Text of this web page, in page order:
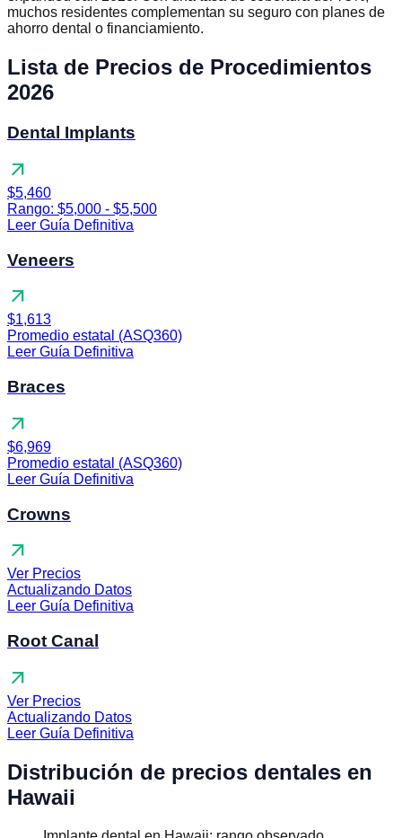
muchos residentes complementan su seguro con planes de
ahorro dental o financiamiento.
Lista de Precios de Procedimientos
2026
Dental Implants
arrow_outward
$5,460
Rango: $5,000 - $5,500
Leer Guía Definitiva
Veneers
arrow_outward
$1,613
Promedio estatal (ASQ360)
Leer Guía Definitiva
Braces
arrow_outward
$6,969
Promedio estatal (ASQ360)
Leer Guía Definitiva
Crowns
arrow_outward
Ver Precios
Actualizando Datos
Leer Guía Definitiva
Root Canal
arrow_outward
Ver Precios
Actualizando Datos
Leer Guía Definitiva
Distribución de precios dentales en
Hawaii